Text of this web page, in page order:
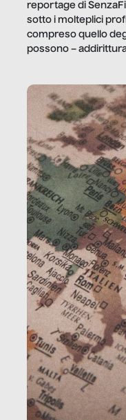
reportage di
sotto i molteplici
compreso quello
possono –